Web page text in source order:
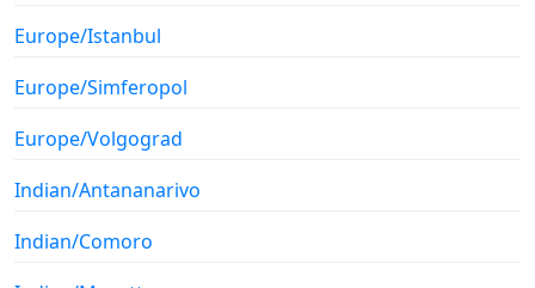
Europe/Istanbul
Europe/Simferopol
Europe/Volgograd
Indian/Antananarivo
Indian/Comoro